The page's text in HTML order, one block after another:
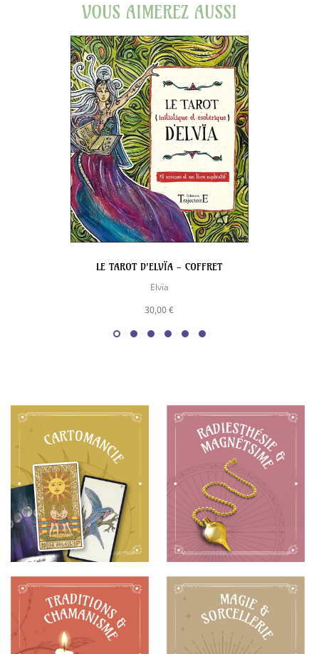
VOUS AIMEREZ AUSSI
LE TAROT D'ELVÏA - COFFRET
Elvïa
30,00 €